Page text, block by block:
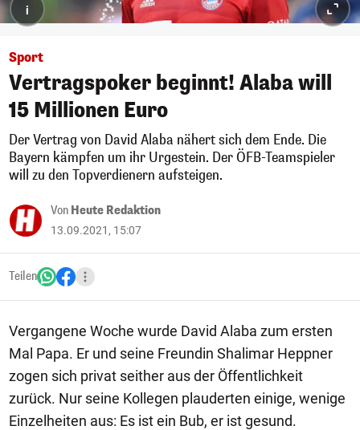
i
Sport
Vertragspoker beginnt! Alaba will
15 Millionen Euro
Der Vertrag von David Alaba nähert sich dem Ende. Die
Bayern kämpfen um ihr Urgestein. Der ÖFB-Teamspieler
will zu den Topverdienern aufsteigen.
Von Heute Redaktion
13.09.2021, 15:07
Teilen
Vergangene Woche wurde David Alaba zum ersten
Mal Papa. Er und seine Freundin Shalimar Heppner
zogen sich privat seither aus der Öffentlichkeit
zurück. Nur seine Kollegen plauderten einige, wenige
Einzelheiten aus: Es ist ein Bub, er ist gesund.